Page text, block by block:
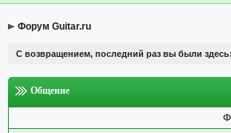
Форум Guitar.ru
С возвращением, последний раз вы были здесь:
Общение